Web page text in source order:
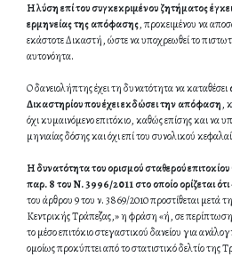
Η λύση επί του συγκεκριμένου ζητήματος
ερμηνείας της απόφασης, προκειμένου να
εκάστοτε Δικαστή, ώστε να υποχρεωθεί το
αυτονόητα.
Ο δανειολήπτης έχει τη δυνατότητα να καταθέσει
Δικαστηρίου που έχει εκδώσει την απόφαση,
όχι κυμαινόμενο επιτόκιο, καθώς επίσης και να
μηνιαίας δόσης και όχι επί του συνολικού
Η δυνατότητα του ορισμού σταθερού
παρ. 8 του Ν. 3996/2011 στο οποίο ορίζεται ότι
του άρθρου 9 του ν. 3869/2010 προστίθεται
Κεντρικής Τράπεζας,» η φράση «ή, σε
το μέσο επιτόκιο στεγαστικού δανείου για
ομοίως προκύπτει από το στατιστικό δελτίο της